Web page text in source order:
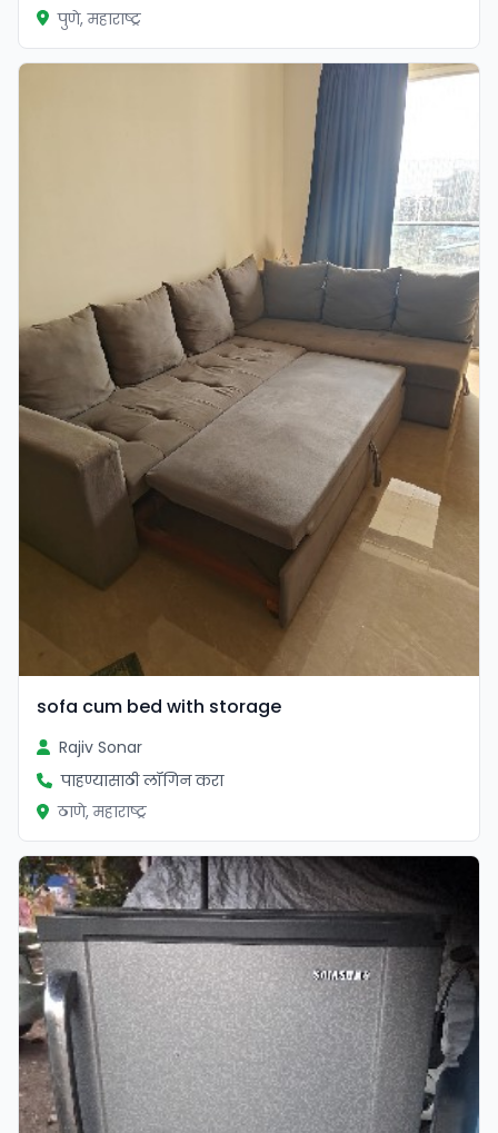
पुणे, महाराष्ट्र
sofa cum bed with storage
Rajiv Sonar
पाहण्यासाठी लॉगिन करा
ठाणे, महाराष्ट्र